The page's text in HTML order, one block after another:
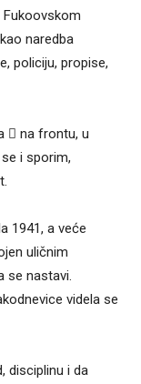
naredba
policiju, propise,
 na frontu, u
i sporim,
1941, a veće
uličnim
se nastavi.
videla se
disciplinu i da